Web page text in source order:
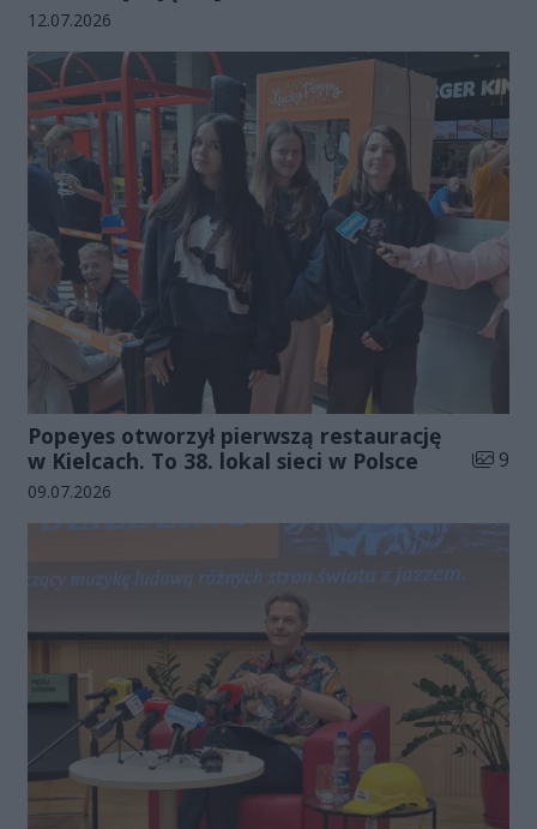
Data dodania galerii:
12.07.2026
Popeyes otworzył pierwszą restaurację
w Kielcach. To 38. lokal sieci w Polsce
Liczba
9
Data dodania galerii:
09.07.2026